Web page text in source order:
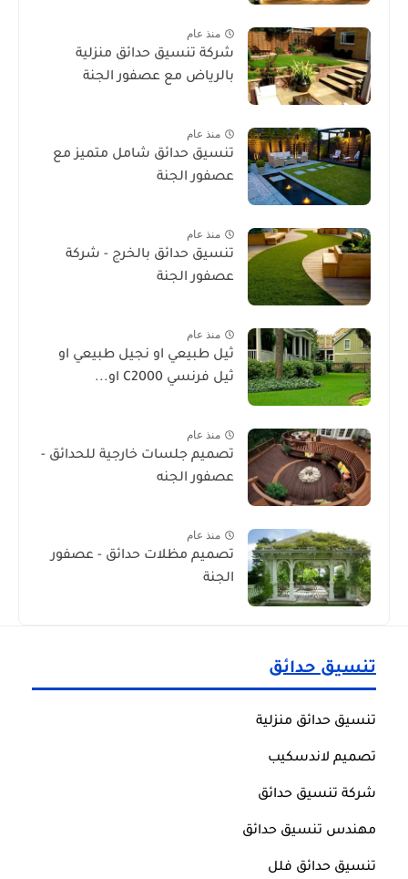
منذ عام
شركة تنسيق حدائق منزلية
بالرياض مع عصفور الجنة
منذ عام
تنسيق حدائق شامل متميز مع
عصفور الجنة
منذ عام
تنسيق حدائق بالخرج - شركة
عصفور الجنة
منذ عام
ثيل طبيعي او نجيل طبيعي او
ثيل فرنسي C2000 او...
منذ عام
تصميم جلسات خارجية للحدائق -
عصفور الجنه
منذ عام
تصميم مظلات حدائق - عصفور
الجنة
تنسيق حدائق
تنسيق حدائق منزلية
تصميم لاندسكيب
شركة تنسيق حدائق
مهندس تنسيق حدائق
تنسيق حدائق فلل